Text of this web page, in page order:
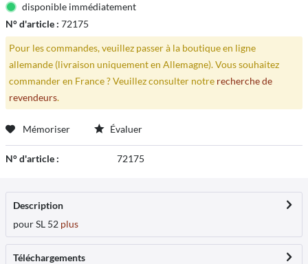
disponible immédiatement
N° d'article : 72175
Pour les commandes, veuillez passer à la boutique en ligne
allemande (livraison uniquement en Allemagne). Vous souhaitez
commander en France ? Veuillez consulter notre recherche de
revendeurs.
Mémoriser Évaluer
N° d'article : 72175
Description
pour SL 52 plus
Téléchargements